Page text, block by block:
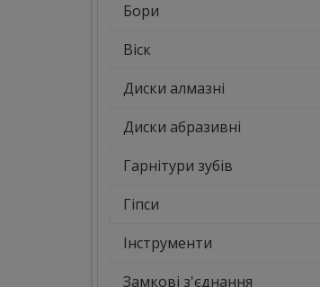
Бори
Віск
Диски алмазні
Диски абразивні
Гарнітури зубів
Гіпси
Інструменти
Замкові з'єднання